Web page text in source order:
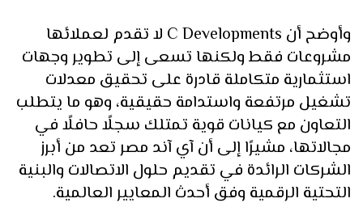
وأوضح أن C Developments لا تقدم لعملائها
مشروعات فقط ولكنها تسعى إلى تطوير وجهات
استثمارية متكاملة قادرة على تحقيق معدلات
تشغيل مرتفعة واستدامة حقيقية، وهو ما يتطلب
التعاون مع كيانات قوية تمتلك سجلًا حافلًا في
مجالاتها، مشيرًا إلى أن آي آند مصر تعد من أبرز
الشركات الرائدة في تقديم حلول الاتصالات والبنية
التحتية الرقمية وفق أحدث المعايير العالمية.